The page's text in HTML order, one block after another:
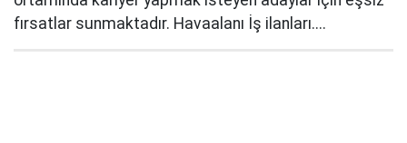
fırsatlar sunmaktadır. Havaalanı İş ilanları....